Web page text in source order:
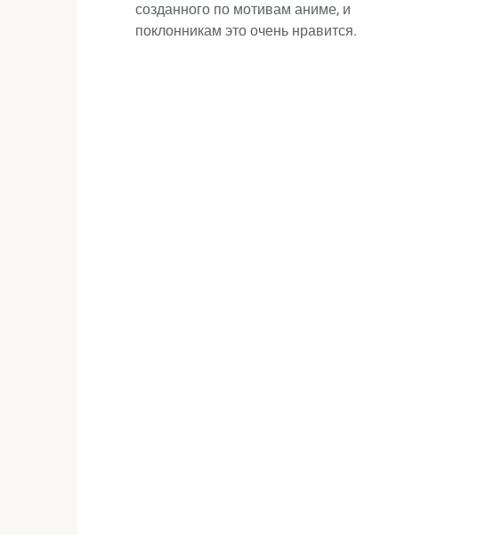
созданного по мотивам аниме, и
поклонникам это очень нравится.